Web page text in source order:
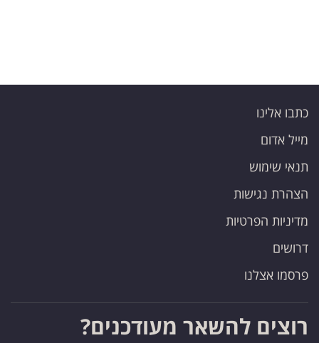
כתבו אלינו
מייל אדום
תנאי שימוש
הצהרת נגישות
מדיניות הפרטיות
דרושים
פרסמו אצלנו
רוצים להשאר מעודכנים?